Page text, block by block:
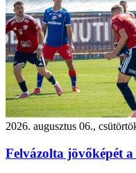
2026. augusztus 06.,
Felvázolta jövőképét